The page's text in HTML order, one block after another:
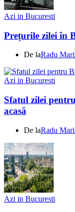
Azi in Bucuresti
Prețurile zilei în
De laRadu
Azi in Bucuresti
Sfatul zilei
acasă
De laRadu
Azi in Bucuresti